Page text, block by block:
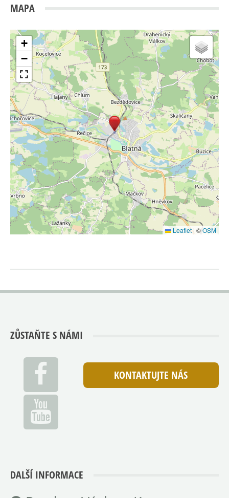
MAPA
+
−
Leaflet | ©OSM
ZŮSTAŇTE S NÁMI
KONTAKTUJTE NÁS
DALŠÍ INFORMACE